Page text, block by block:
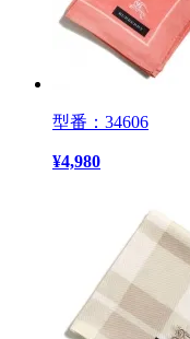
型番：34606
¥4,980